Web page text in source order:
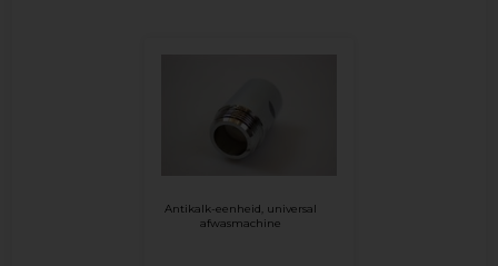
Antikalk-eenheid, universal
afwasmachine